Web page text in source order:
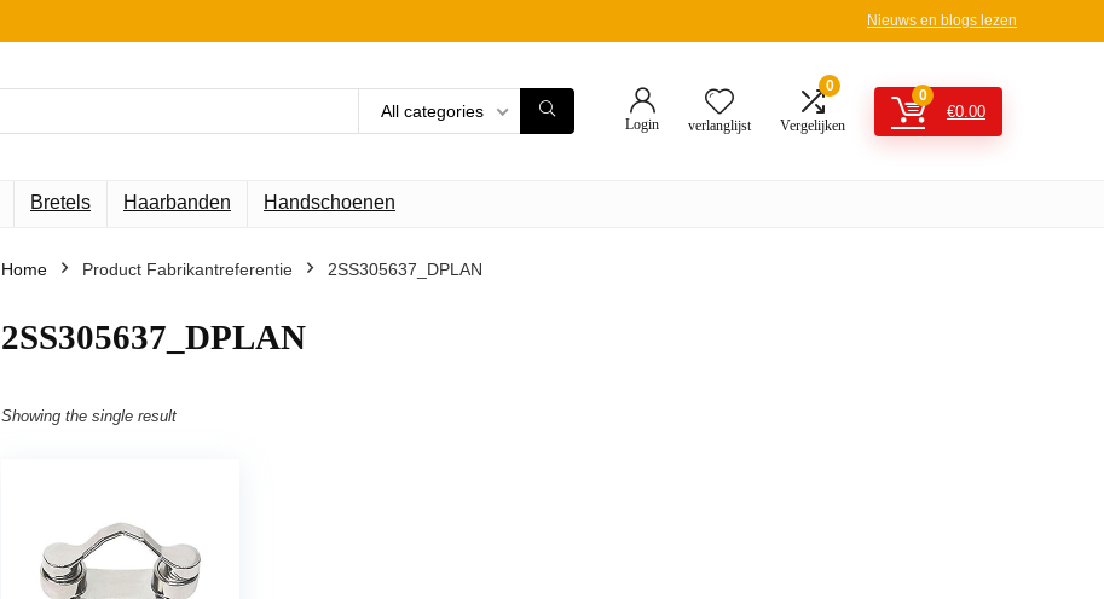
Nieuws en blogs lezen
All categories
Login verlanglijst
0
Vergelijken
0
€0.00
Bretels Haarbanden Handschoenen
Home Product Fabrikantreferentie 2SS305637_DPLAN
2SS305637_DPLAN
Showing the single result